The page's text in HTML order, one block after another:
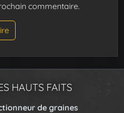
commentaire.
HAUTS FAITS
de graines